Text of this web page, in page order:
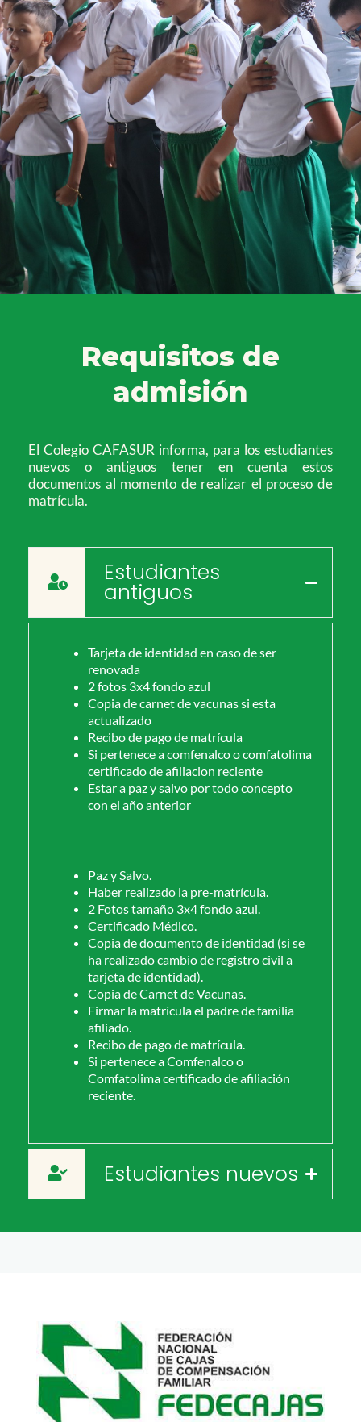
Requisitos de
admisión
El Colegio CAFASUR informa, para los estudiantes
nuevos o antiguos tener en cuenta estos
documentos al momento de realizar el proceso de
matrícula.
Estudiantes
antiguos
Tarjeta de identidad en caso de ser
renovada
2 fotos 3x4 fondo azul
Copia de carnet de vacunas si esta
actualizado
Recibo de pago de matrícula
Si pertenece a comfenalco o comfatolima
certificado de afiliacion reciente
Estar a paz y salvo por todo concepto
con el año anterior
Paz y Salvo.
Haber realizado la pre-matrícula.
2 Fotos tamaño 3x4 fondo azul.
Certificado Médico.
Copia de documento de identidad (si se
ha realizado cambio de registro civil a
tarjeta de identidad).
Copia de Carnet de Vacunas.
Firmar la matrícula el padre de familia
afiliado.
Recibo de pago de matrícula.
Si pertenece a Comfenalco o
Comfatolima certificado de afiliación
reciente.
Estudiantes nuevos